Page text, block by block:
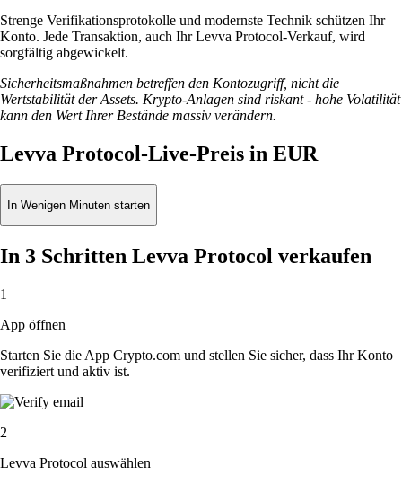
Strenge Verifikationsprotokolle und modernste Technik schützen Ihr
Konto. Jede Transaktion, auch Ihr Levva Protocol-Verkauf, wird
sorgfältig abgewickelt.
Sicherheitsmaßnahmen betreffen den Kontozugriff, nicht die
Wertstabilität der Assets. Krypto-Anlagen sind riskant - hohe Volatilität
kann den Wert Ihrer Bestände massiv verändern.
Levva Protocol-Live-Preis in EUR
In Wenigen Minuten starten
In 3 Schritten Levva Protocol verkaufen
1
App öffnen
Starten Sie die App Crypto.com und stellen Sie sicher, dass Ihr Konto
verifiziert und aktiv ist.
2
Levva Protocol auswählen